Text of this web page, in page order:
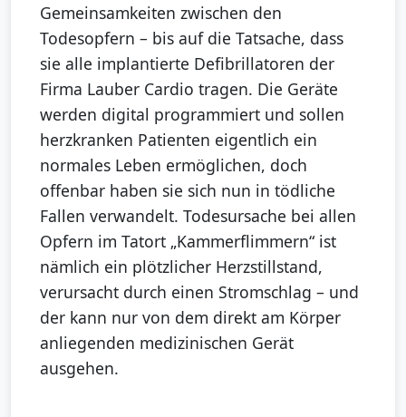
Gemeinsamkeiten zwischen den
Todesopfern – bis auf die Tatsache, dass
sie alle implantierte Defibrillatoren der
Firma Lauber Cardio tragen. Die Geräte
werden digital programmiert und sollen
herzkranken Patienten eigentlich ein
normales Leben ermöglichen, doch
offenbar haben sie sich nun in tödliche
Fallen verwandelt. Todesursache bei allen
Opfern im Tatort „Kammerflimmern“ ist
nämlich ein plötzlicher Herzstillstand,
verursacht durch einen Stromschlag – und
der kann nur von dem direkt am Körper
anliegenden medizinischen Gerät
ausgehen.